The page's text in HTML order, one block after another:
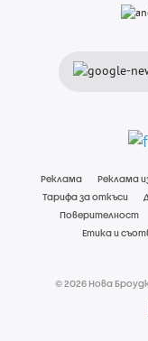
Реклама Реклама
Тарифа за откъси
Поверителност
Етика и
© 2026 Нова